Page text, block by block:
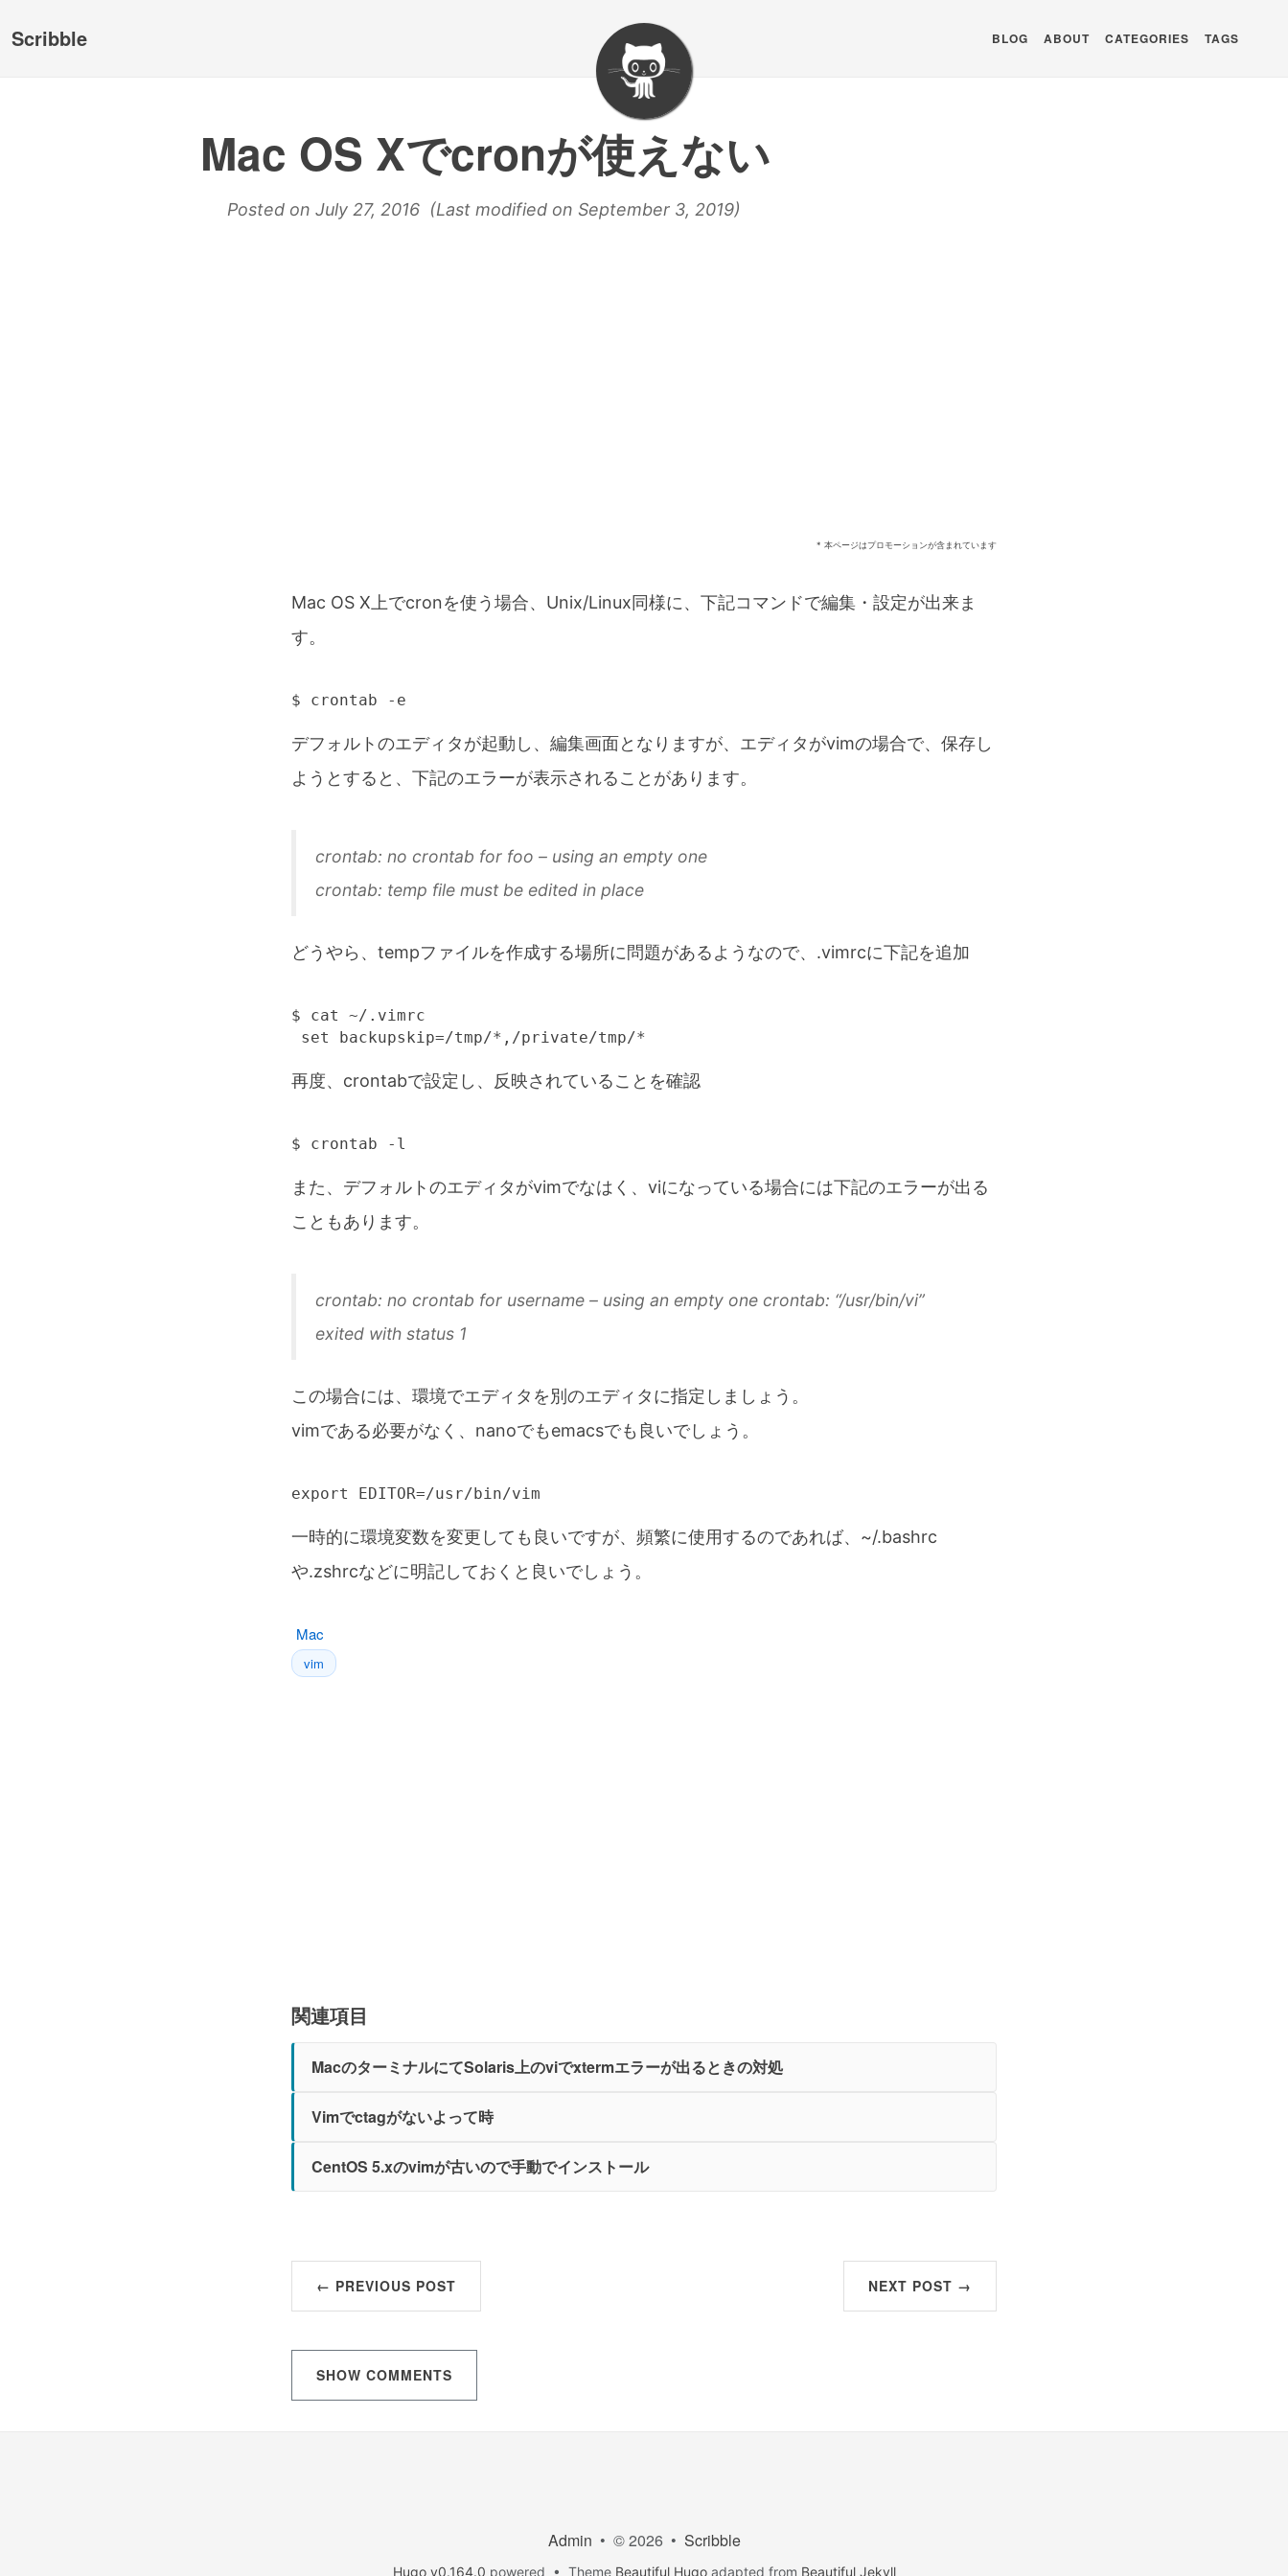
Scribble BLOG ABOUT CATEGORIES TAGS
Mac OS Xでcronが使えない
Posted on July 27, 2016 (Last modified on September 3, 2019)
* 本ページはプロモーションが含まれています
Mac OS X上でcronを使う場合、Unix/Linux同様に、下記コマンドで編集・設定が出来ま
す。
$ crontab -e
デフォルトのエディタが起動し、編集画面となりますが、エディタがvimの場合で、保存し
ようとすると、下記のエラーが表示されることがあります。
crontab: no crontab for foo – using an empty one
crontab: temp file must be edited in place
どうやら、tempファイルを作成する場所に問題があるようなので、.vimrcに下記を追加
$ cat ~/.vimrc
set backupskip=/tmp/*,/private/tmp/*
再度、crontabで設定し、反映されていることを確認
$ crontab -l
また、デフォルトのエディタがvimでなはく、viになっている場合には下記のエラーが出る
こともあります。
crontab: no crontab for username – using an empty one crontab: “/usr/bin/vi”
exited with status 1
この場合には、環境でエディタを別のエディタに指定しましょう。
vimである必要がなく、nanoでもemacsでも良いでしょう。
export EDITOR=/usr/bin/vim
一時的に環境変数を変更しても良いですが、頻繁に使用するのであれば、~/.bashrc
や.zshrcなどに明記しておくと良いでしょう。
Mac
vim
関連項目
MacのターミナルにてSolaris上のviでxtermエラーが出るときの対処
Vimでctagがないよって時
CentOS 5.xのvimが古いので手動でインストール
← PREVIOUS POST NEXT POST →
SHOW COMMENTS
Admin • © 2026 • Scribble
Hugo v0.164.0 powered • Theme Beautiful Hugoadapted from Beautiful Jekyll